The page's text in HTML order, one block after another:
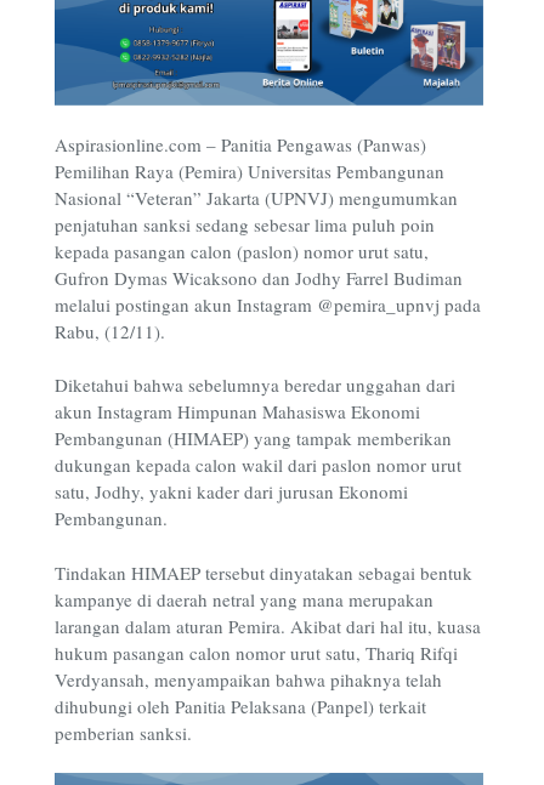
Aspirasionline.com – Panitia Pengawas (Panwas)
Pemilihan Raya (Pemira) Universitas Pembangunan
Nasional “Veteran” Jakarta (UPNVJ) mengumumkan
penjatuhan sanksi sedang sebesar lima puluh poin
kepada pasangan calon (paslon) nomor urut satu,
Gufron Dymas Wicaksono dan Jodhy Farrel Budiman
melalui postingan akun Instagram @pemira_upnvj pada
Rabu, (12/11).
Diketahui bahwa sebelumnya beredar unggahan dari
akun Instagram Himpunan Mahasiswa Ekonomi
Pembangunan (HIMAEP) yang tampak memberikan
dukungan kepada calon wakil dari paslon nomor urut
satu, Jodhy, yakni kader dari jurusan Ekonomi
Pembangunan.
Tindakan HIMAEP tersebut dinyatakan sebagai bentuk
kampanye di daerah netral yang mana merupakan
larangan dalam aturan Pemira. Akibat dari hal itu, kuasa
hukum pasangan calon nomor urut satu, Thariq Rifqi
Verdyansah, menyampaikan bahwa pihaknya telah
dihubungi oleh Panitia Pelaksana (Panpel) terkait
pemberian sanksi.